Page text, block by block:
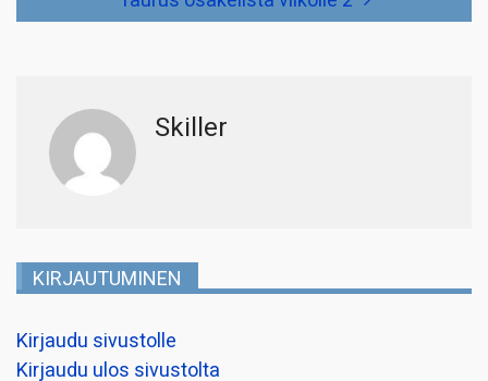
Skiller
KIRJAUTUMINEN
Kirjaudu sivustolle
Kirjaudu ulos sivustolta